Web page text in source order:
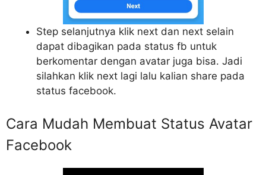
Step selanjutnya klik next dan next selain
dapat dibagikan pada status fb untuk
berkomentar dengan avatar juga bisa. Jadi
silahkan klik next lagi lalu kalian share pada
status facebook.
Cara Mudah Membuat Status Avatar
Facebook